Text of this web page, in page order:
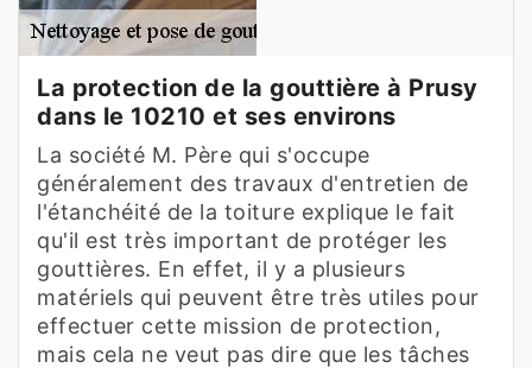
La protection de la gouttière à Prusy
dans le 10210 et ses environs
La société M. Père qui s'occupe
généralement des travaux d'entretien de
l'étanchéité de la toiture explique le fait
qu'il est très important de protéger les
gouttières. En effet, il y a plusieurs
matériels qui peuvent être très utiles pour
effectuer cette mission de protection,
mais cela ne veut pas dire que les tâches